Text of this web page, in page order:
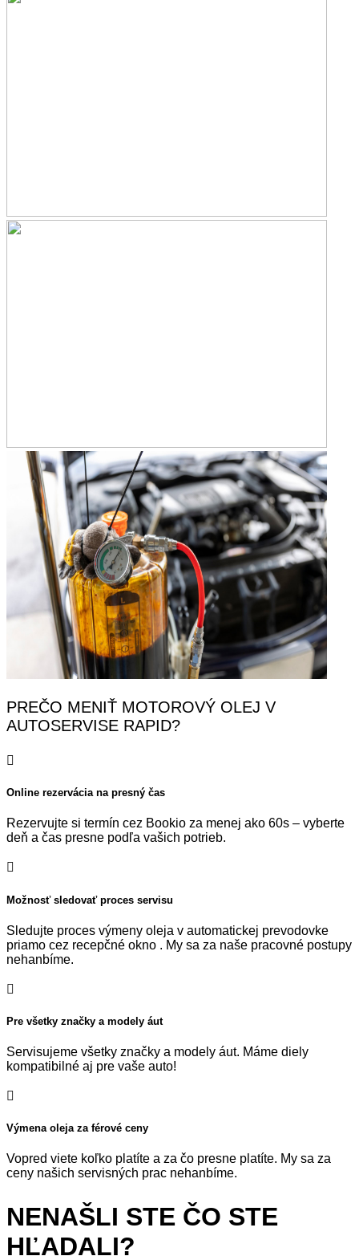
PREČO MENIŤ MOTOROVÝ OLEJ V
AUTOSERVISE RAPID?

Online rezervácia na presný čas
Rezervujte si termín cez Bookio za menej ako 60s – vyberte
deň a čas presne podľa vašich potrieb.

Možnosť sledovať proces servisu
Sledujte proces výmeny oleja v automatickej prevodovke
priamo cez recepčné okno . My sa za naše pracovné postupy
nehanbíme.

Pre všetky značky a modely áut
Servisujeme všetky značky a modely áut. Máme diely
kompatibilné aj pre vaše auto!

Výmena oleja za férové ceny
Vopred viete koľko platíte a za čo presne platíte. My sa za
ceny našich servisných prac nehanbíme.
NENAŠLI STE ČO STE
HĽADALI?